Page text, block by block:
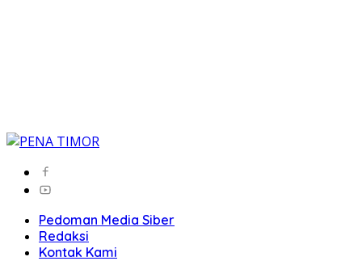
Pedoman Media Siber
Redaksi
Kontak Kami